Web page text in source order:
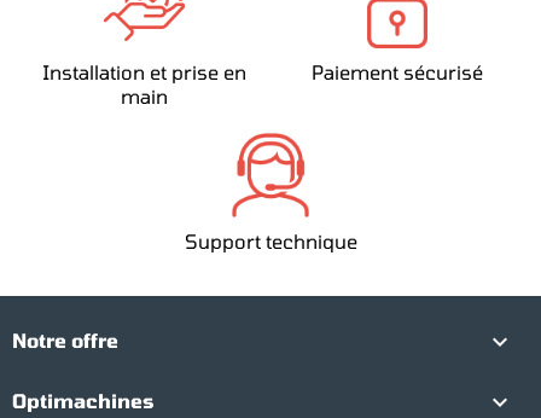
Installation et prise en
main
Paiement sécurisé
Support technique
Notre offre 
Optimachines 